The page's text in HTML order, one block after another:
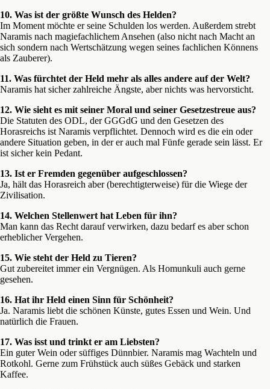
10. Was ist der größte Wunsch des Helden?
Im Moment möchte er seine Schulden los werden. Außerdem strebt
Naramis nach magiefachlichem Ansehen (also nicht nach Macht an
sich sondern nach Wertschätzung wegen seines fachlichen Könnens
als Zauberer).
11. Was fürchtet der Held mehr als alles andere auf der Welt?
Naramis hat sicher zahlreiche Ängste, aber nichts was hervorsticht.
12. Wie sieht es mit seiner Moral und seiner Gesetzestreue aus?
Die Statuten des ODL, der GGGdG und den Gesetzen des
Horasreichs ist Naramis verpflichtet. Dennoch wird es die ein oder
andere Situation geben, in der er auch mal Fünfe gerade sein lässt. Er
ist sicher kein Pedant.
13. Ist er Fremden gegenüber aufgeschlossen?
Ja, hält das Horasreich aber (berechtigterweise) für die Wiege der
Zivilisation.
14. Welchen Stellenwert hat Leben für ihn?
Man kann das Recht darauf verwirken, dazu bedarf es aber schon
erheblicher Vergehen.
15. Wie steht der Held zu Tieren?
Gut zubereitet immer ein Vergnügen. Als Homunkuli auch gerne
gesehen.
16. Hat ihr Held einen Sinn für Schönheit?
Ja. Naramis liebt die schönen Künste, gutes Essen und Wein. Und
natürlich die Frauen.
17. Was isst und trinkt er am Liebsten?
Ein guter Wein oder süffiges Dünnbier. Naramis mag Wachteln und
Rotkohl. Gerne zum Frühstück auch süßes Gebäck und starken
Kaffee.